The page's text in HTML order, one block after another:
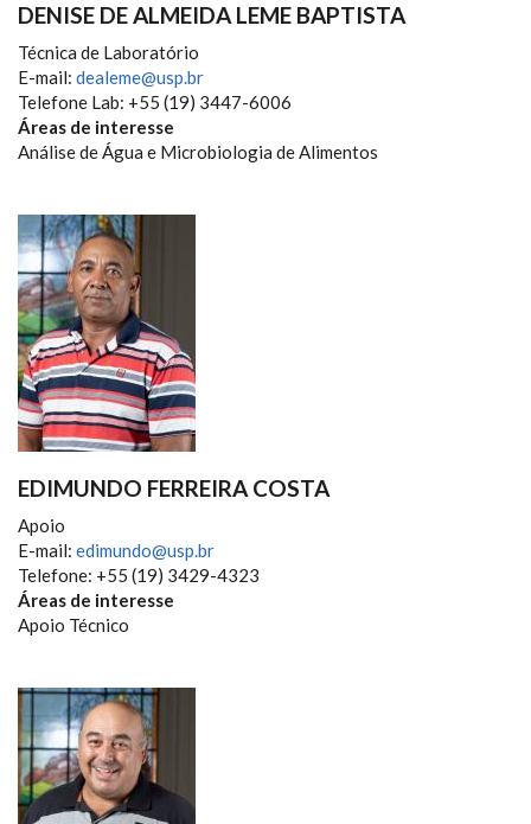
DENISE DE ALMEIDA LEME BAPTISTA
Técnica de Laboratório
E-mail: dealeme@usp.br
Telefone Lab: +55 (19) 3447-6006
Áreas de interesse
Análise de Água e Microbiologia de Alimentos
EDIMUNDO FERREIRA COSTA
Apoio
E-mail: edimundo@usp.br
Telefone: +55 (19) 3429-4323
Áreas de interesse
Apoio Técnico